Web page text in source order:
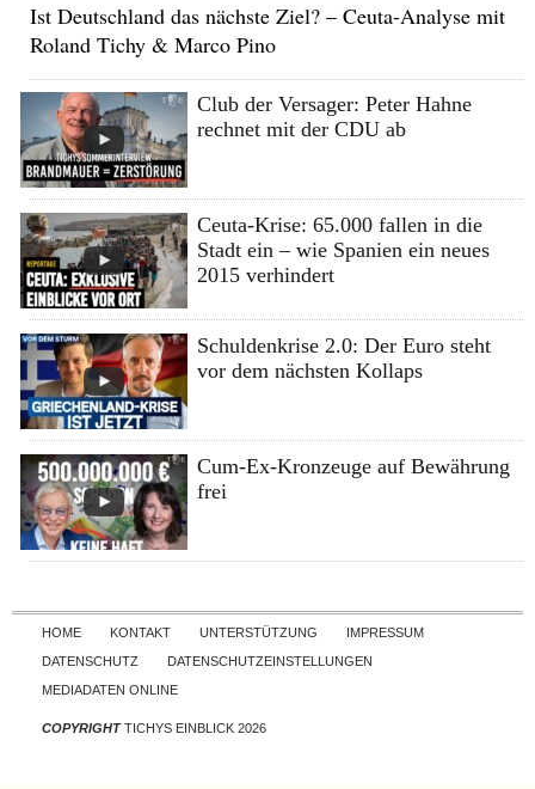
Ist Deutschland das nächste Ziel? – Ceuta-Analyse mit
Roland Tichy & Marco Pino
Club der Versager: Peter Hahne
rechnet mit der CDU ab
Ceuta-Krise: 65.000 fallen in die
Stadt ein – wie Spanien ein neues
2015 verhindert
Schuldenkrise 2.0: Der Euro steht
vor dem nächsten Kollaps
Cum-Ex-Kronzeuge auf Bewährung
frei
Skip to content
HOME KONTAKT UNTERSTÜTZUNG
IMPRESSUM
DATENSCHUTZ
DATENSCHUTZEINSTELLUNGEN
MEDIADATEN ONLINE
COPYRIGHTTICHYS EINBLICK 2026